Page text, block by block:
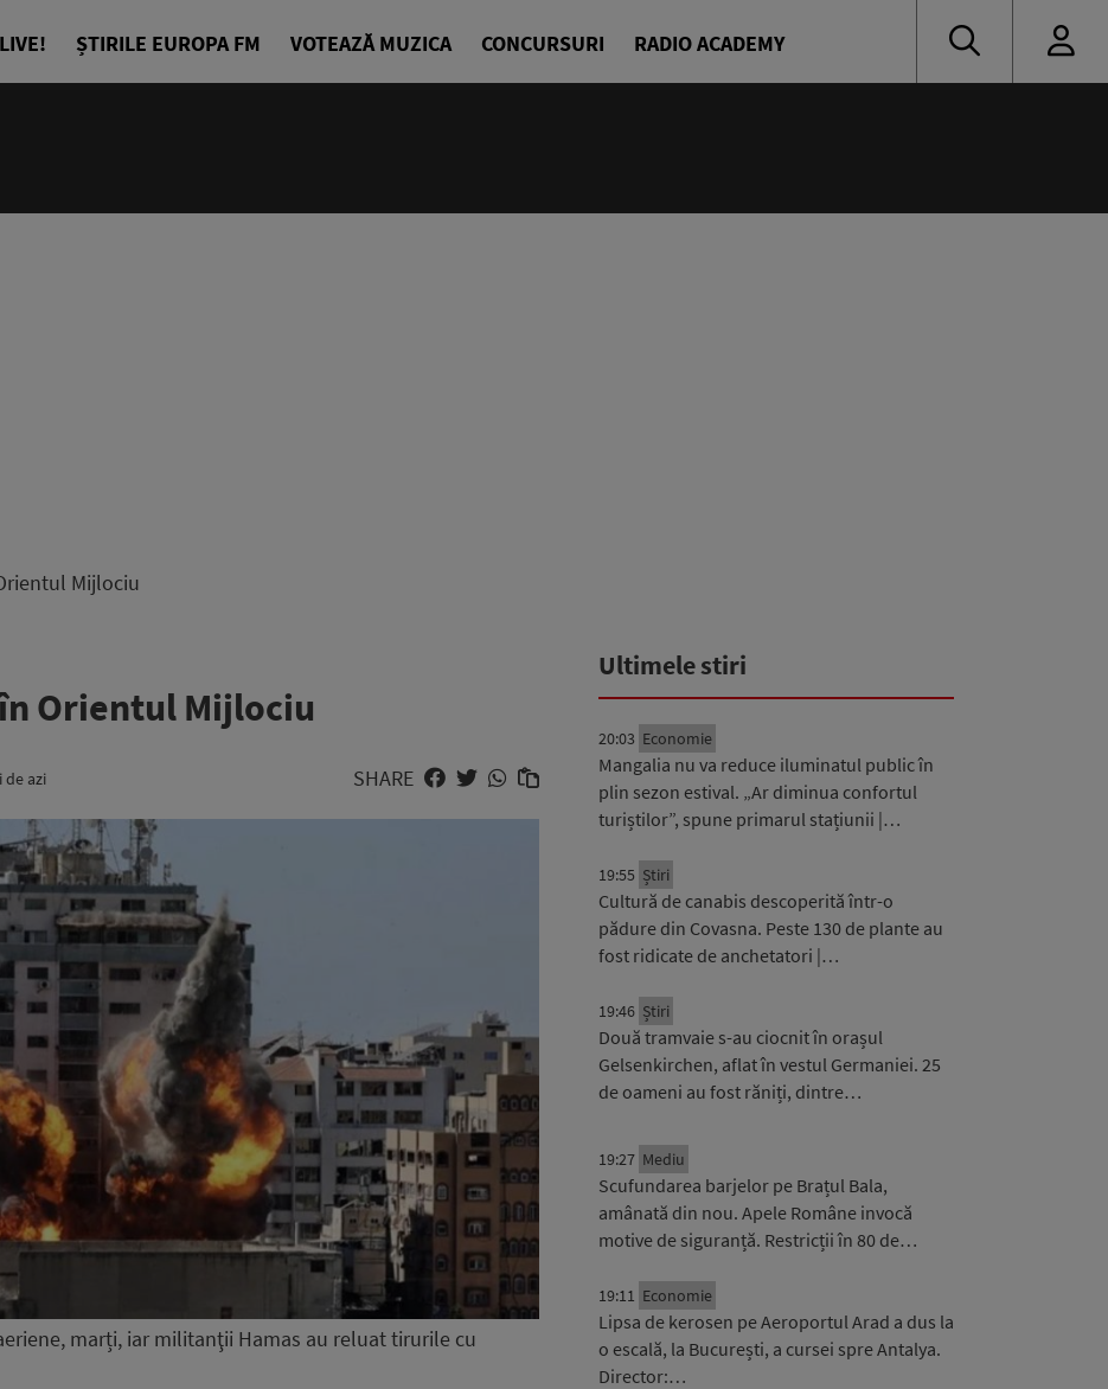
ȘTIRILE EUROPA FM VOTEAZĂ MUZICA CONCURSURI RADIO ACADEMY
Mijlociu
Orientul Mijlociu
de azi SHARE
marți, iar militanţii Hamas au reluat tirurile cu
Ultimele stiri
20:03 Economie
Mangalia nu va reduce iluminatul public în
plin sezon estival. „Ar diminua confortul
turiștilor”, spune primarul stațiunii |…
19:55 Știri
Cultură de canabis descoperită într-o
pădure din Covasna. Peste 130 de plante au
fost ridicate de anchetatori |…
19:46 Știri
Două tramvaie s-au ciocnit în orașul
Gelsenkirchen, aflat în vestul Germaniei. 25
de oameni au fost răniți, dintre…
19:27 Mediu
Scufundarea barjelor pe Brațul Bala,
amânată din nou. Apele Române invocă
motive de siguranță. Restricții în 80 de…
19:11 Economie
Lipsa de kerosen pe Aeroportul Arad a dus la
o escală, la București, a cursei spre Antalya.
Director:…